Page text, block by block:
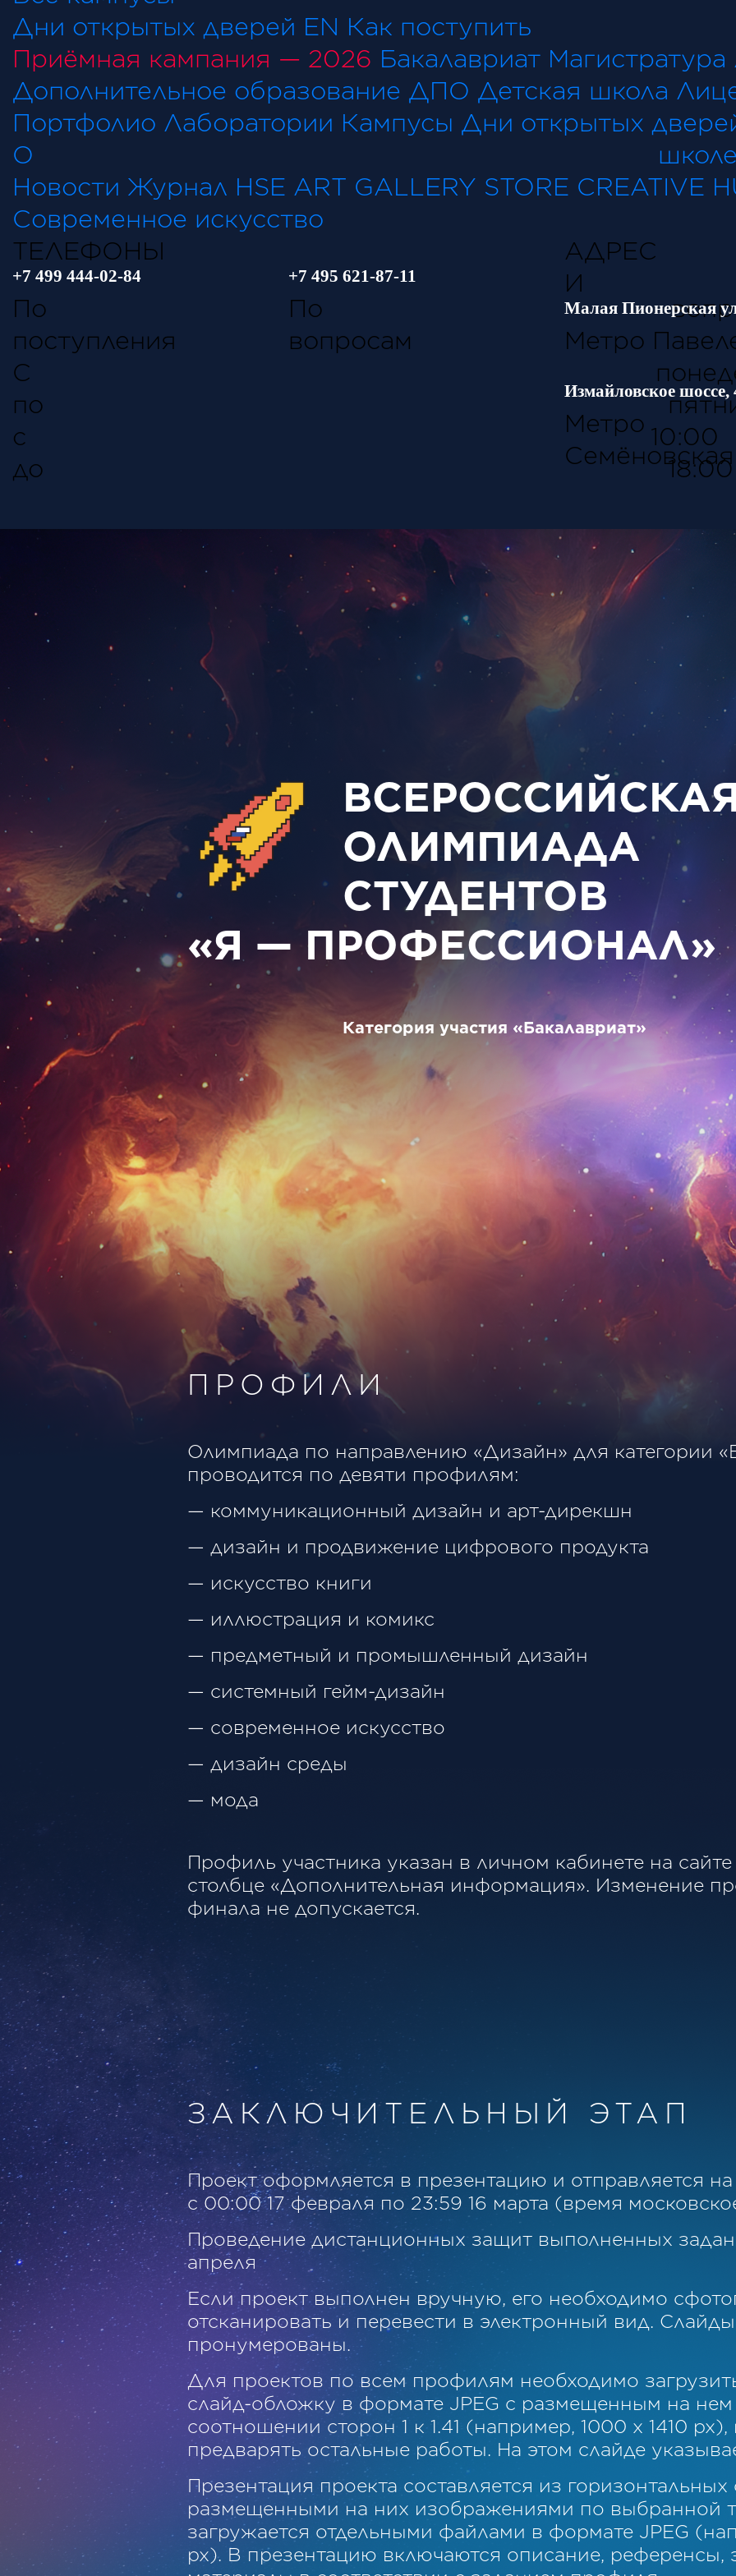
Дни открытых дверей EN Как поступить
Приёмная кампания — 2026 Бакалавриат Магистратура
Дополнительное образование ДПО Детская школа
Портфолио Лаборатории Кампусы Дни открытых
О
Новости Журнал HSE ART GALLERY STORE CREATIVE
Современное искусство
ТЕЛЕФОНЫ
+7 499 444-02-84
По
поступления
С
по
с 10:00
до 18:00
+7 495 621-87-11
По
вопросам
АДРЕС
И
Малая Пионерская
Метро
Измайловское шоссе,
Метро
Семёновская
ОЛИМПИАДА
СТУДЕНТОВ
«Я — ПРОФЕССИОНАЛ»
Категория участия «Бакалавриат»
ПРОФИЛИ
Олимпиада по направлению «Дизайн» для категории
проводится по девяти профилям:
— коммуникационный дизайн и арт-дирекшн
— дизайн и продвижение цифрового продукта
— искусство книги
— иллюстрация и комикс
— предметный и промышленный дизайн
— системный гейм-дизайн
— современное искусство
— дизайн среды
— мода
Профиль участника указан в личном кабинете на
столбце «Дополнительная информация». Изменение
финала не допускается.
ЗАКЛЮЧИТЕЛЬНЫЙ ЭТАП
Проект оформляется в презентацию и отправляется
с 00:00 17 февраля по 23:59 16 марта (время
Проведение дистанционных защит выполненных
апреля
Если проект выполнен вручную, его необходимо
отсканировать и перевести в электронный вид.
пронумерованы.
Для проектов по всем профилям необходимо
слайд-обложку в формате JPEG с размещенным на
соотношении сторон 1 к 1.41 (например, 1000 х 1410 рх),
предварять остальные работы. На этом слайде
Презентация проекта составляется из горизонтальных
размещенными на них изображениями по выбранной
загружается отдельными файлами в формате JPEG
рх). В презентацию включаются описание, референсы,